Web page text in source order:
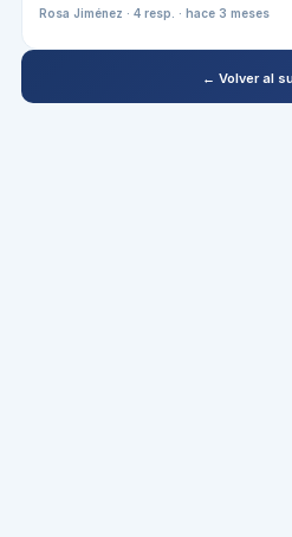
Rosa Jiménez · 4resp. · hace 3 meses
← Volver al